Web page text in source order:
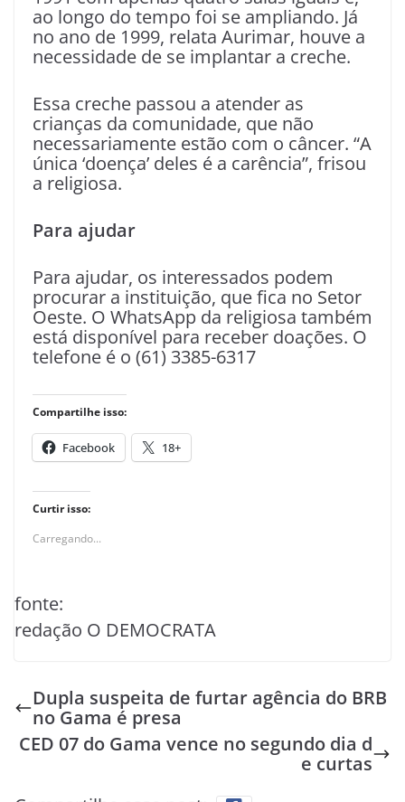
ao longo do tempo foi se ampliando. Já
no ano de 1999, relata Aurimar, houve a
necessidade de se implantar a creche.
Essa creche passou a atender as
crianças da comunidade, que não
necessariamente estão com o câncer. “A
única ‘doença’ deles é a carência”, frisou
a religiosa.
Para ajudar
Para ajudar, os interessados podem
procurar a instituição, que fica no Setor
Oeste. O WhatsApp da religiosa também
está disponível para receber doações. O
telefone é o (61) 3385-6317
Compartilhe isso:
Facebook 18+
Curtir isso:
Carregando...
fonte:
redação O DEMOCRATA
Dupla suspeita de furtar agência do BRB
no Gama é presa
CED 07 do Gama vence no segundo dia d
e curtas